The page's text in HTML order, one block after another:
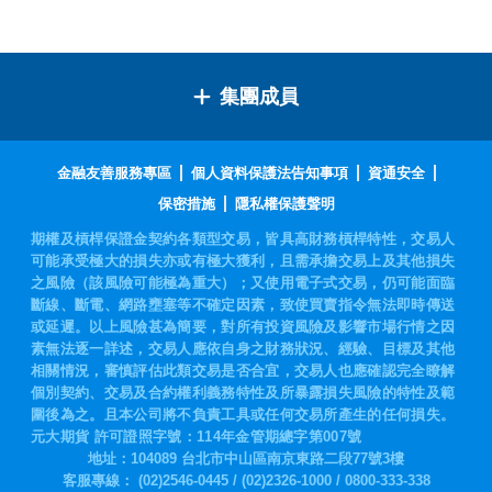
集團成員
金融友善服務專區 個人資料保護法告知事項
資通安全
保密措施
隱私權保護聲明
期權及槓桿保證金契約各類型交易，皆具高財務槓桿特性，交易人
可能承受極大的損失亦或有極大獲利，且需承擔交易上及其他損失
之風險（該風險可能極為重大）；又使用電子式交易，仍可能面臨
斷線、斷電、網路壅塞等不確定因素，致使買賣指令無法即時傳送
或延遲。以上風險甚為簡要，對所有投資風險及影響市場行情之因
素無法逐一詳述，交易人應依自身之財務狀況、經驗、目標及其他
相關情況，審慎評估此類交易是否合宜，交易人也應確認完全瞭解
個別契約、交易及合約權利義務特性及所暴露損失風險的特性及範
圍後為之。且本公司將不負責工具或任何交易所產生的任何損失。
元大期貨 許可證照字號：114年金管期總字第007號
地址：104089 台北市中山區南京東路二段77號3樓
客服專線： (02)2546-0445 / (02)2326-1000 / 0800-333-338